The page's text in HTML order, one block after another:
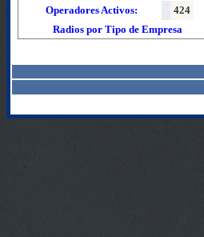
Operadores Activos:
424
Radios por Tipo de Empresa